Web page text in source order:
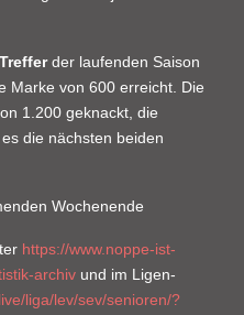
der laufenden Saison
Marke von 600 erreicht. Die
1.200 geknackt, die
die nächsten beiden
Wochenende
https://www.noppe-ist-
archiv und im Ligen-
liga/lev/sev/senioren/?